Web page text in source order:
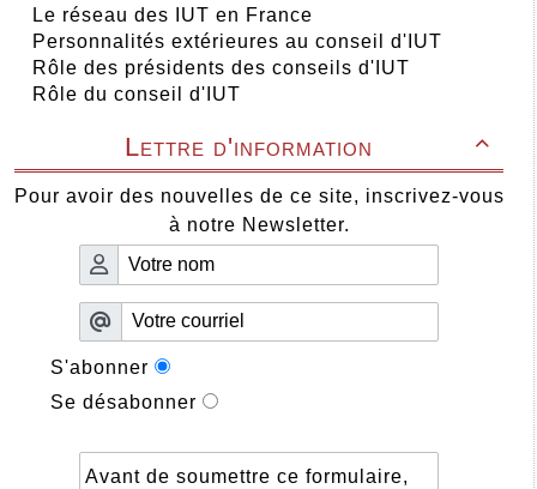
Le réseau des IUT en France
Personnalités extérieures au conseil d'IUT
Rôle des présidents des conseils d'IUT
Rôle du conseil d'IUT

Lettre d'information
Pour avoir des nouvelles de ce site, inscrivez-vous
à notre Newsletter.
S'abonner
Se désabonner
Avant de soumettre ce formulaire,